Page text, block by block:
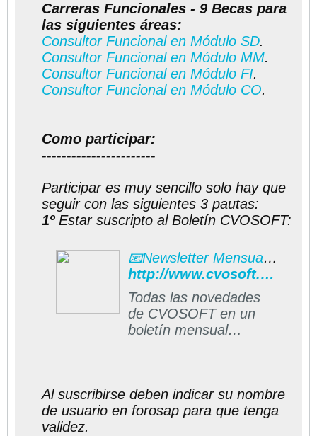
Carreras Funcionales - 9 Becas para
las siguientes áreas:
Consultor Funcional en Módulo SD.
Consultor Funcional en Módulo MM.
Consultor Funcional en Módulo FI.
Consultor Funcional en Módulo CO.
Como participar:
-----------------------
Participar es muy sencillo solo hay que
seguir con las siguientes 3 pautas:
1ºEstar suscripto al Boletín CVOSOFT:
📧Newsletter Mensual CVOSOFT
http://www.cvosoft.com/boletines/boletines_esap.php#formulario
Todas las novedades
de CVOSOFT en un
boletín mensual
Al suscribirse deben indicar su nombre
de usuario en forosap para que tenga
validez.